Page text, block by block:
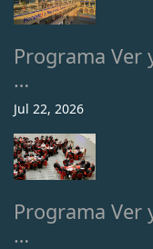
Programa Ver
…
Jul 22, 2026
Programa Ver
…